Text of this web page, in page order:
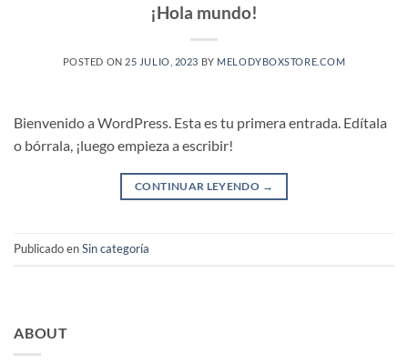
¡Hola mundo!
POSTED ON 25 JULIO, 2023 BY MELODYBOXSTORE.COM
Bienvenido a WordPress. Esta es tu primera entrada. Edítala
o bórrala, ¡luego empieza a escribir!
CONTINUAR LEYENDO →
Publicado enSin categoría
ABOUT